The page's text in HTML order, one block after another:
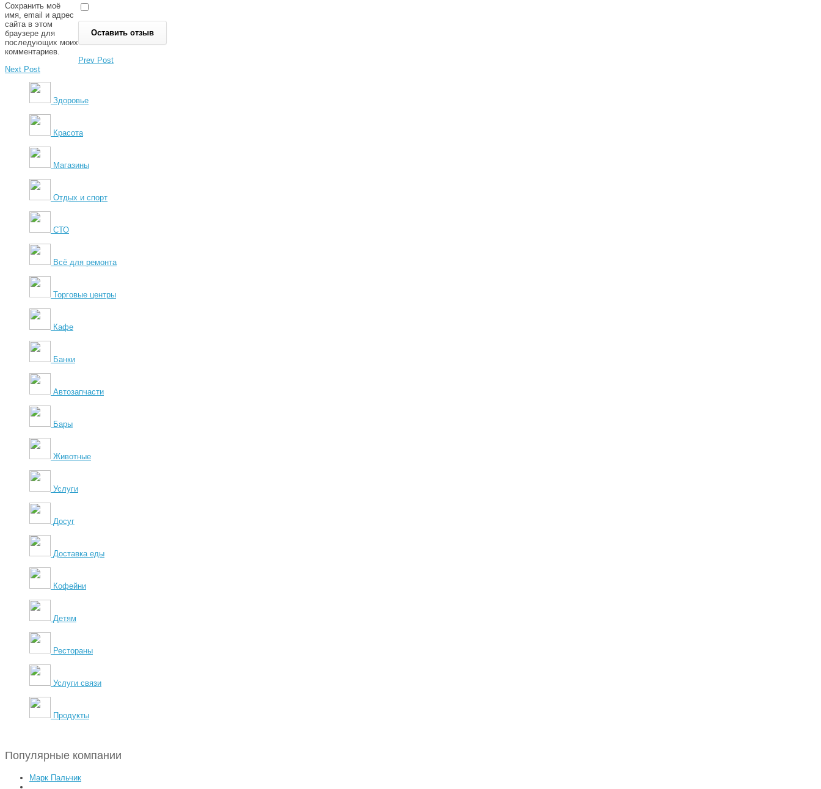
Сохранить моё
имя, email и адрес
сайта в этом
браузере для
последующих моих
комментариев.
Prev Post
Next Post
Здоровье
Красота
Магазины
Отдых и спорт
СТО
Всё для ремонта
Торговые центры
Кафе
Банки
Автозапчасти
Бары
Животные
Услуги
Досуг
Доставка еды
Кофейни
Детям
Рестораны
Услуги связи
Продукты
Популярные компании
Марк Пальчик